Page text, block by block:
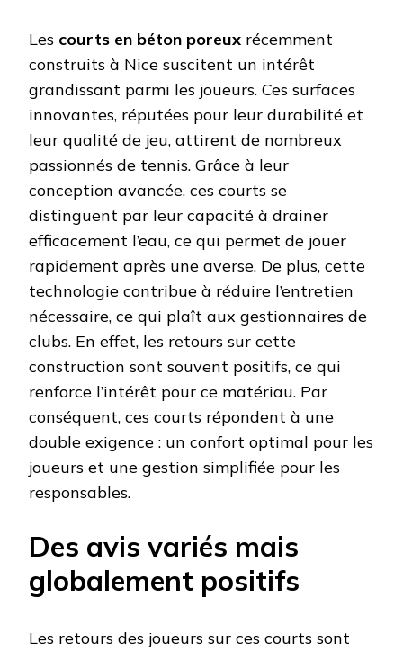
Les courts en béton poreux récemment
construits à Nice suscitent un intérêt
grandissant parmi les joueurs. Ces surfaces
innovantes, réputées pour leur durabilité et
leur qualité de jeu, attirent de nombreux
passionnés de tennis. Grâce à leur
conception avancée, ces courts se
distinguent par leur capacité à drainer
efficacement l’eau, ce qui permet de jouer
rapidement après une averse. De plus, cette
technologie contribue à réduire l’entretien
nécessaire, ce qui plaît aux gestionnaires de
clubs. En effet, les retours sur cette
construction sont souvent positifs, ce qui
renforce l’intérêt pour ce matériau. Par
conséquent, ces courts répondent à une
double exigence : un confort optimal pour les
joueurs et une gestion simplifiée pour les
responsables.
Des avis variés mais
globalement positifs
Les retours des joueurs sur ces courts sont